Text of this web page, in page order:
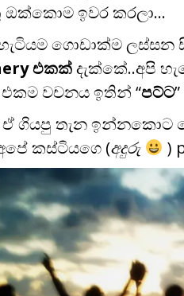
ඔක්කොම ඉවර කරලා…
ගොඩාක්ම
එකක්දැක්කේ..අපි
වචනය ඉතින් “පට්ට
ගියපු තැන ඉන්නකොට
කස්ටියගෙ (අදුරු )